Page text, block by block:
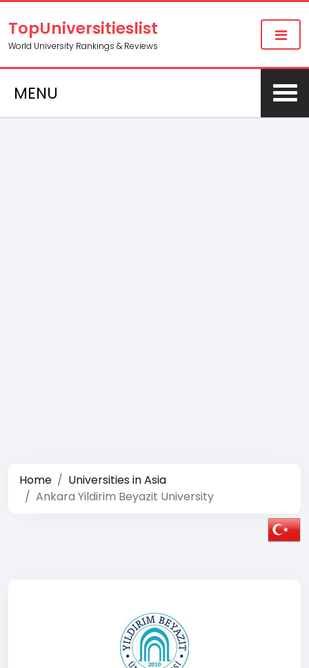
TopUniversitieslist
World University Rankings & Reviews
MENU
Home
Universities in Asia
Ankara Yildirim Beyazit University